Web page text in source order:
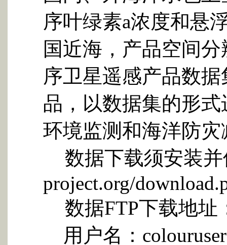
序叶绿素a浓度和悬
国近海，产品空间分
序卫星遥感产品数
品，以数据集的形
环境监测和海洋防
数据下载须安装
project.org/
数据FTP下载地址
用户名： colouruser